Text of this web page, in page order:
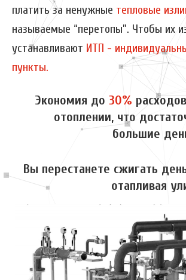
платить за ненужные тепловые
называемые “перетопы”. Чтобы их
устанавливают ИТП -
пункты.
Экономия до 30%
отоплении, что
большие
Вы перестанете сжигать
отапливая